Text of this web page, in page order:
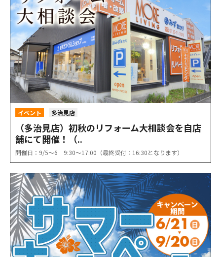
イベント 多治見店
（多治見店）初秋のリフォーム大相談会を自店
舗にて開催！（..
開催日：9/5〜6 9:30〜17:00（最終受付：16:30となります）